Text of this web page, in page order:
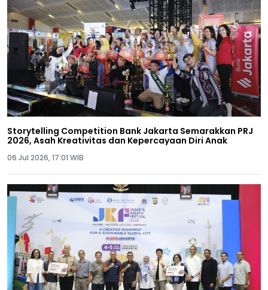
Storytelling Competition Bank Jakarta Semarakkan PRJ
2026, Asah Kreativitas dan Kepercayaan Diri Anak
06 Jul 2026, 17:01 WIB